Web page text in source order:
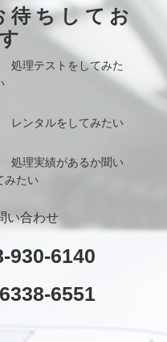
待ちしてお
処理テストをしてみた
レンタルをしてみたい
処理実績があるか聞い
みたい
い合わせ
930-6140
6551